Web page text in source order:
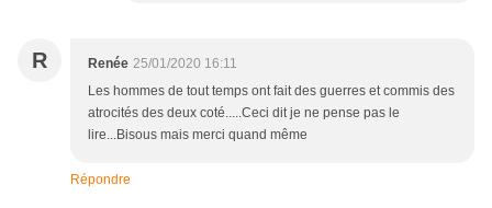
R Renée 25/01/2020 16:11
Les hommes de tout temps ont fait des guerres et commis des
atrocités des deux coté.....Ceci dit je ne pense pas le
lire...Bisous mais merci quand même
Répondre